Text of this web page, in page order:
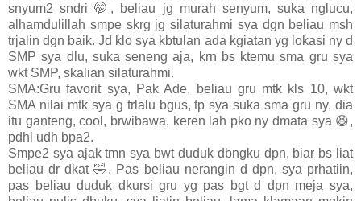
snyum2 sndri 🤭, beliau jg murah senyum, suka nglucu,
alhamdulillah smpe skrg jg silaturahmi sya dgn beliau msh
trjalin dgn baik. Jd klo sya kbtulan ada kgiatan yg lokasi ny d
SMP sya dlu, suka seneng aja, krn bs ktemu sma gru sya
wkt SMP, skalian silaturahmi.
SMA:Gru favorit sya, Pak Ade, beliau gru mtk kls 10, wkt
SMA nilai mtk sya g trlalu bgus, tp sya suka sma gru ny, dia
itu ganteng, cool, brwibawa, keren lah pko ny dmata sya 😆,
pdhl udh bpa2.
Smpe2 sya ajak tmn sya bwt duduk dbngku dpn, biar bs liat
beliau dr dkat 🤣. Pas beliau nerangin d dpn, sya prhatiin,
pas beliau duduk dkursi gru yg pas bgt d dpn meja sya,